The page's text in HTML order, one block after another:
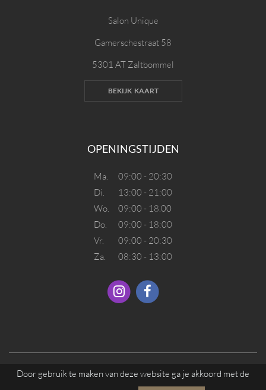
Salon Unique
Gamerschestraat 58
5301 AT Zaltbommel
BEKIJK KAART
OPENINGSTIJDEN
Ma.
09:00 - 20:30
Di.
13:00 - 21:00
Wo.
09:00 - 18.00
Do.
09:00 - 18:00
Vr.
09:00 - 20:30
Za.
08:30 - 13:00
Door gebruik te maken van deze website ga je akkoord met de